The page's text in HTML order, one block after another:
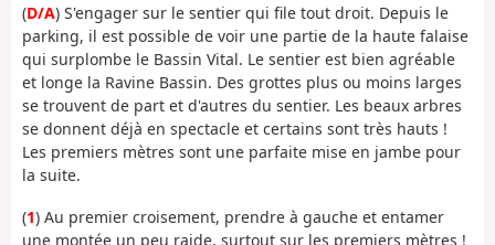
(D/A) S'engager sur le sentier qui file tout droit. Depuis le
parking, il est possible de voir une partie de la haute falaise
qui surplombe le Bassin Vital. Le sentier est bien agréable
et longe la Ravine Bassin. Des grottes plus ou moins larges
se trouvent de part et d'autres du sentier. Les beaux arbres
se donnent déjà en spectacle et certains sont très hauts !
Les premiers mètres sont une parfaite mise en jambe pour
la suite.
(1) Au premier croisement, prendre à gauche et entamer
une montée un peu raide, surtout sur les premiers mètres !